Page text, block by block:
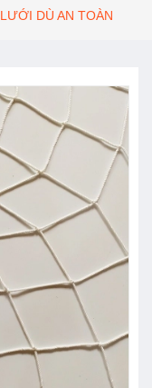
LƯỚI DÙ AN TOÀN